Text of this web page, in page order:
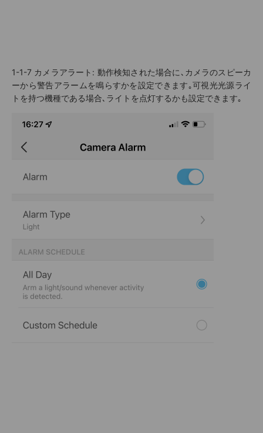
1-1-7 カメラアラート : 動作検知された場合に､カメラのスピーカ
ーから警告アラームを鳴らすかを設定できます｡可視光光源ライ
トを持つ機種である場合､ライトを点灯するかも設定できます｡